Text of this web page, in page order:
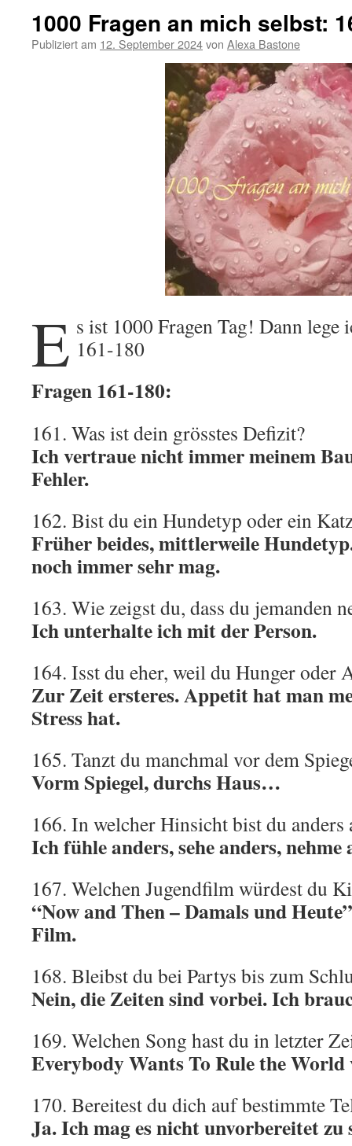
1000 Fragen an mich selbst:
Publiziert am 12. September 2024von Alexa Bastone
E s ist 1000 Fragen Tag! Dann
161-180
Fragen 161-180:
161. Was ist dein grösstes Defizit?
Ich vertraue nicht immer meinem
Fehler.
162. Bist du ein Hundetyp oder ein
Früher beides, mittlerweile
noch immer sehr mag.
163. Wie zeigst du, dass du jemanden
Ich unterhalte ich mit der Person.
164. Isst du eher, weil du Hunger oder
Zur Zeit ersteres. Appetit hat man
Stress hat.
165. Tanzt du manchmal vor dem
Vorm Spiegel, durchs Haus…
166. In welcher Hinsicht bist du anders
Ich fühle anders, sehe anders, nehme
167. Welchen Jugendfilm würdest du
“Now and Then – Damals und
Film.
168. Bleibst du bei Partys bis zum
Nein, die Zeiten sind vorbei. Ich
169. Welchen Song hast du in letzter
Everybody Wants To Rule the World
170. Bereitest du dich auf bestimmte
Ja. Ich mag es nicht unvorbereitet zu